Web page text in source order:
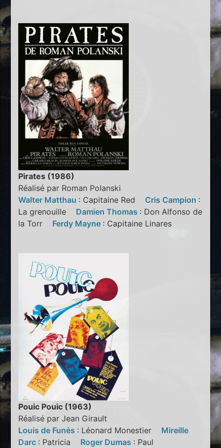
Pirates (1986)
Réalisé par Roman Polanski
Walter Matthau : Capitaine Red Cris Campion :
La grenouille Damien Thomas : Don Alfonso de
la Torr Ferdy Mayne : Capitaine Linares
Pouic Pouic (1963)
Réalisé par Jean Girault
Louis de Funès : Léonard Monestier Mireille
Darc : Patricia Roger Dumas : Paul